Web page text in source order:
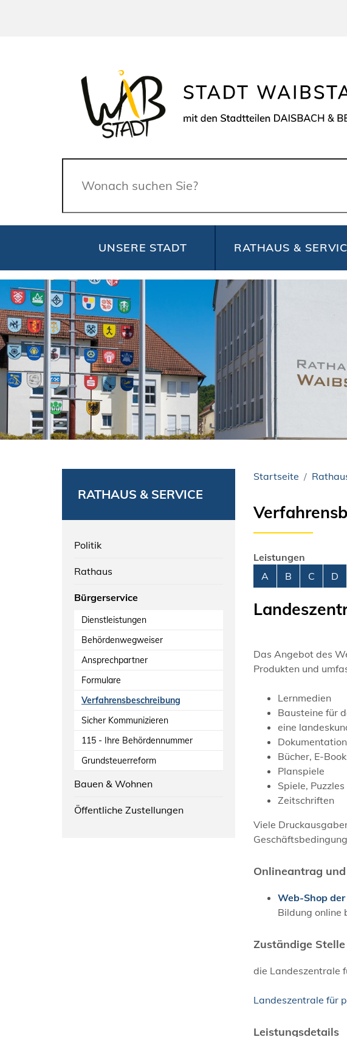
Suche
UNSERE STADT RATHAUS &
RATHAUS & SERVICE
Politik
Rathaus
Bürgerservice
Dienstleistungen
Behördenwegweiser
Ansprechpartner
Formulare
Verfahrensbeschreibung
Sicher Kommunizieren
115 - Ihre Behördennummer
Grundsteuerreform
Bauen & Wohnen
Öffentliche Zustellungen
Startseite
Leistungen
Alphabetisches
A B C D
Das Angebot des
Produkten und
Lernmedien
Bausteine für
eine
Bücher, E-
Planspiele
Spiele,
Zeitschriften
Viele
Onlineantrag
Web-Shop
Bildung online
Zuständige Stelle
die Landeszentrale
Landeszentrale für
Leistungsdetails